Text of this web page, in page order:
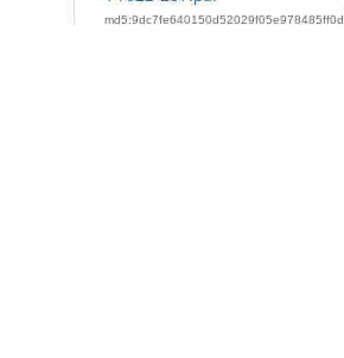
md5:9dc7fe640150d52029f05e978485ff0d